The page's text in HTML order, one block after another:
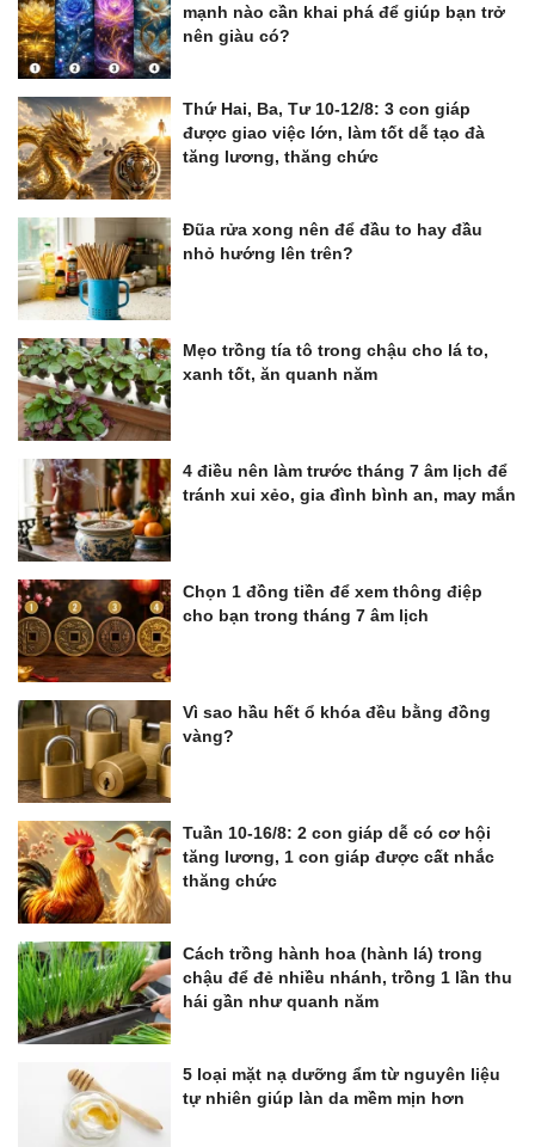
mạnh nào cần khai phá để giúp bạn trở
nên giàu có?
Thứ Hai, Ba, Tư 10-12/8: 3 con giáp
được giao việc lớn, làm tốt dễ tạo đà
tăng lương, thăng chức
Đũa rửa xong nên để đầu to hay đầu
nhỏ hướng lên trên?
Mẹo trồng tía tô trong chậu cho lá to,
xanh tốt, ăn quanh năm
4 điều nên làm trước tháng 7 âm lịch để
tránh xui xẻo, gia đình bình an, may mắn
Chọn 1 đồng tiền để xem thông điệp
cho bạn trong tháng 7 âm lịch
Vì sao hầu hết ổ khóa đều bằng đồng
vàng?
Tuần 10-16/8: 2 con giáp dễ có cơ hội
tăng lương, 1 con giáp được cất nhắc
thăng chức
Cách trồng hành hoa (hành lá) trong
chậu để đẻ nhiều nhánh, trồng 1 lần thu
hái gần như quanh năm
5 loại mặt nạ dưỡng ẩm từ nguyên liệu
tự nhiên giúp làn da mềm mịn hơn